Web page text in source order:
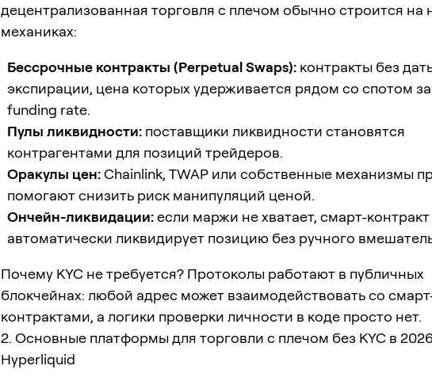
децентрализованная торговля с плечом обычно строится на
механиках:
Бессрочные контракты (Perpetual Swaps): контракты без
экспирации, цена которых удерживается рядом со спотом
funding rate.
Пулы ликвидности: поставщики ликвидности становятся
контрагентами для позиций трейдеров.
Оракулы цен:Chainlink, TWAP или собственные механизмы
помогают снизить риск манипуляций ценой.
Ончейн-ликвидации:если маржи не хватает, смарт-контракт
автоматически ликвидирует позицию без ручного
Почему KYC не требуется? Протоколы работают в публичных
блокчейнах: любой адрес может взаимодействовать со
контрактами, а логики проверки личности в коде просто нет.
2. Основные платформы для торговли с плечом без KYC в
Hyperliquid